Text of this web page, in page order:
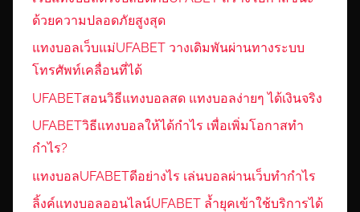
ด้วยความปลอดภัยสูงสุด
แทงบอลเว็บแม่UFABET วางเดิมพันผ่านทางระบบ
โทรศัพท์เคลื่อนที่ได้
UFABETสอนวิธีแทงบอลสด แทงบอลง่ายๆ ได้เงินจริง
UFABETวิธีแทงบอลให้ได้กำไร เพื่อเพิ่มโอกาสทำ
กำไร?
แทงบอลUFABETดีอย่างไร เล่นบอลผ่านเว็บทำกำไร
ลิ้งค์แทงบอลออนไลน์UFABET ล้ำยุคเข้าใช้บริการได้